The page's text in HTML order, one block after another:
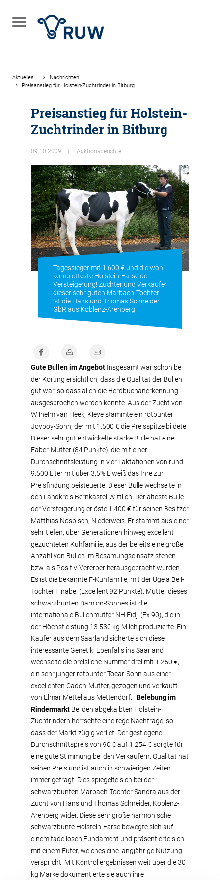
Aktuelles
Nachrichten
Preisanstieg für Holstein-Zuchtrinder in Bitburg
Preisanstieg für Holstein-
Zuchtrinder in Bitburg
09.10.2009 Auktionsberichte
Tagessieger mit 1.600 € und die wohl
kompletteste Holstein-Färse der
Versteigerung! Züchter und Verkäufer
dieser sehr guten Marbach-Tochter
ist die Hans und Thomas Schneider
GbR aus Koblenz-Arenberg
Gute Bullen im Angebot Insgesamt war schon bei
der Körung ersichtlich, dass die Qualität der Bullen
gut war, so dass allen die Herdbuchanerkennung
ausgesprochen werden konnte. Aus der Zucht von
Wilhelm van Heek, Kleve stammte ein rotbunter
Joyboy-Sohn, der mit 1.500 € die Preisspitze bildete.
Dieser sehr gut entwickelte starke Bulle hat eine
Faber-Mutter (84 Punkte), die mit einer
Durchschnittsleistung in vier Laktationen von rund
9.500 Liter mit über 3,5% Eiweiß das Ihre zur
Preisfindung beisteuerte. Dieser Bulle wechselte in
den Landkreis Bernkastel-Wittlich. Der älteste Bulle
der Versteigerung erlöste 1.400 € für seinen Besitzer
Matthias Nosbisch, Niederweis. Er stammt aus einer
sehr tiefen, über Generationen hinweg excellent
gezüchteten Kuhfamilie, aus der bereits eine große
Anzahl von Bullen im Besamungseinsatz stehen
bzw. als Positiv-Vererber herausgebracht wurden.
Es ist die bekannte F-Kuhfamilie, mit der Ugela Bell-
Tochter Finabel (Excellent 92 Punkte). Mutter dieses
schwarzbunten Damion-Sohnes ist die
internationale Bullenmutter NH Fidji (Ex 90), die in
der Höchstleistung 13.530 kg Milch produzierte. Ein
Käufer aus dem Saarland sicherte sich diese
interessante Genetik. Ebenfalls ins Saarland
wechselte die preisliche Nummer drei mit 1.250 €,
ein sehr junger rotbunter Tocar-Sohn aus einer
excellenten Cadon-Mutter, gezogen und verkauft
von Elmar Mettel aus Mettendorf. Belebung im
Rindermarkt Bei den abgekalbten Holstein-
Zuchtrindern herrschte eine rege Nachfrage, so
dass der Markt zügig verlief. Der gestiegene
Durchschnittspreis von 90 € auf 1.254 € sorgte für
eine gute Stimmung bei den Verkäufern. Qualität hat
seinen Preis und ist auch in schwierigen Zeiten
immer gefragt! Dies spiegelte sich bei der
schwarzbunten Marbach-Tochter Sandra aus der
Zucht von Hans und Thomas Schneider, Koblenz-
Arenberg wider. Diese sehr große harmonische
schwarzbunte Holstein-Färse bewegte sich auf
einem tadellosen Fundament und präsentierte sich
mit einem Euter, welches eine langjährige Nutzung
verspricht. Mit Kontrollergebnissen weit über die 30
kg Marke dokumentierte sie auch ihre